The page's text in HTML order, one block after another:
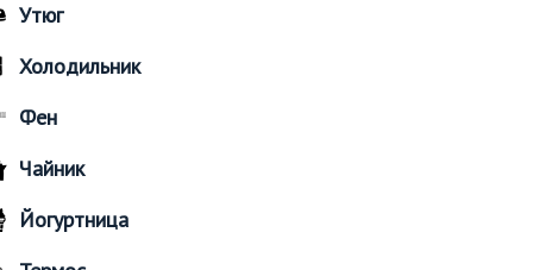
Утюг
Холодильник
Фен
Чайник
Йогуртница